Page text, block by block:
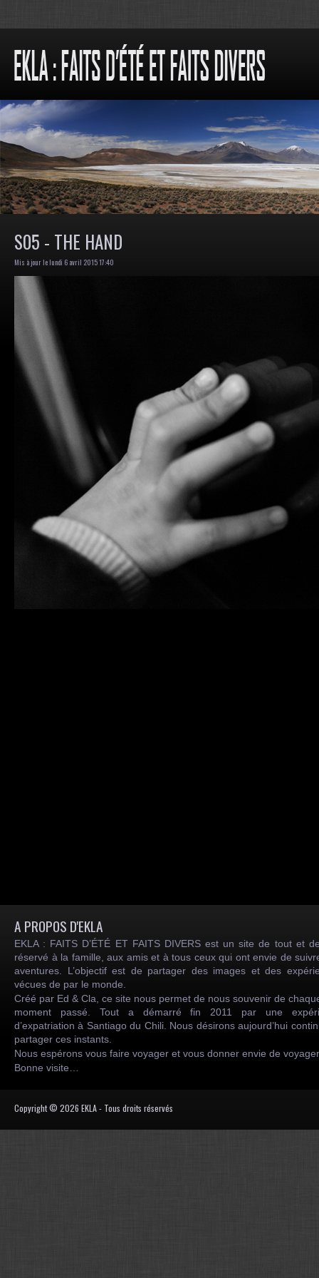
S05 - THE HAND
Mis à jour le lundi 6 avril 2015 17:40
A PROPOS D'EKLA
EKLA : FAITS D’ÉTÉ ET FAITS DIVERS est un site de tout et
réservé à la famille, aux amis et à tous ceux qui ont envie de
aventures. L’objectif est de partager des images et des
vécues de par le monde.
Créé par Ed & Cla, ce site nous permet de nous souvenir de
moment passé. Tout a démarré fin 2011 par une
d’expatriation à Santiago du Chili. Nous désirons aujourd’hui
partager ces instants.
Nous espérons vous faire voyager et vous donner envie de
Bonne visite…
Copyright © 2026 EKLA - Tous droits réservés